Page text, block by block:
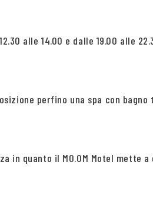
alle 14.00 e dalle 19.00 alle
perfino una spa con
in quanto il MO.OM Motel mette